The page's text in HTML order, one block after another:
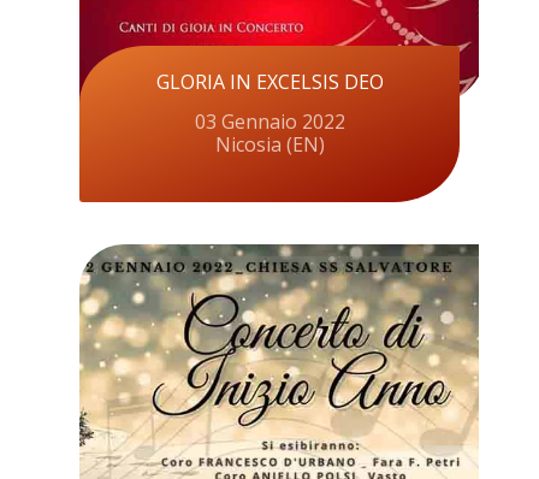
GLORIA IN EXCELSIS DEO
03 Gennaio 2022
Nicosia (EN)